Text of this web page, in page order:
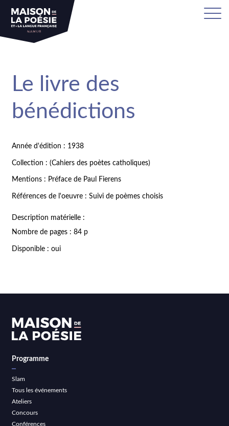
Le livre des
bénédictions
Année d'édition : 1938
Collection : (Cahiers des poètes catholiques)
Mentions : Préface de Paul Fierens
Références de l'oeuvre : Suivi de poèmes choisis
Description matérielle :
Nombre de pages : 84 p
Disponible : oui
Programme
Slam
Tous les événements
Ateliers
Concours
Conférences